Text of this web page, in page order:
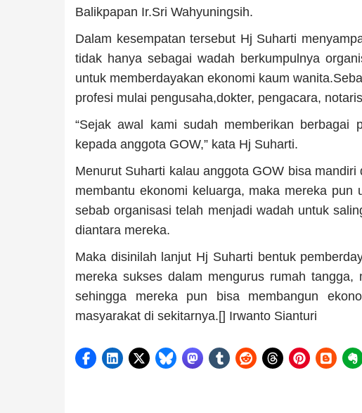
Balikpapan Ir.Sri Wahyuningsih.
Dalam kesempatan tersebut Hj Suharti
tidak hanya sebagai wadah berkumpulnya
untuk memberdayakan ekonomi kaum
profesi mulai pengusaha,dokter, pengacara,
“Sejak awal kami sudah memberikan berbagai
kepada anggota GOW,” kata Hj Suharti.
Menurut Suharti kalau anggota GOW bisa
membantu ekonomi keluarga, maka mereka
sebab organisasi telah menjadi wadah untuk
diantara mereka.
Maka disinilah lanjut Hj Suharti bentuk
mereka sukses dalam mengurus rumah
sehingga mereka pun bisa membangun
masyarakat di sekitarnya.[] Irwanto Sianturi